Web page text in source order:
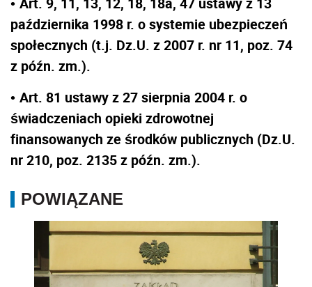
•
października 1998 r. o systemie ubezpieczeń
społecznych (t.j. Dz.U. z 2007 r. nr 11, poz. 74
z późn. zm.).
• Art. 81 ustawy z 27 sierpnia 2004 r. o
świadczeniach opieki zdrowotnej
finansowanych ze środków publicznych (Dz.U.
nr 210, poz. 2135 z późn. zm.).
POWIĄZANE